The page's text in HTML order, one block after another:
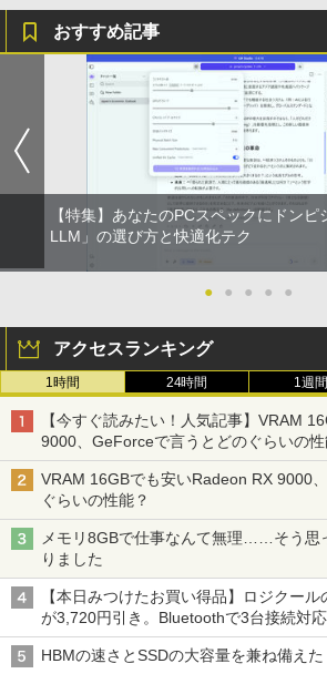
HUNTER×HUNTER
コミックスDIGITAL)
￥572
スーパーの裏でヤニ
版ビッグガンガンコミ
￥810
おすすめ記事
【特集】あなたのPCスペックにドン
LLM」の選び方と快適化テク
● ● ● ● ●
アクセスランキング
1時間 24時間 1週間
【今すぐ読みたい！人気記事】VRAM
9000、GeForceで言うとどのぐらいの
VRAM 16GBでも安いRadeon RX 9000
ぐらいの性能？
メモリ8GBで仕事なんて無理……そう思
りました
【本日みつけたお買い得品】ロジクー
が3,720円引き。Bluetoothで3台接続対応
HBMの速さとSSDの大容量を兼ね備えた